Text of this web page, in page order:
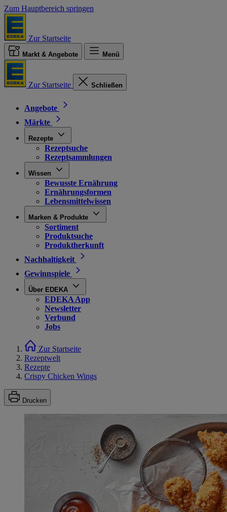
Zum Hauptbereich springen
Zur Startseite
Markt & Angebote Menü
Zur Startseite Schließen
Angebote
Märkte
Rezepte
Rezeptsuche
Rezeptsammlungen
Wissen
Bewusste Ernährung
Ernährungsformen
Lebensmittelwissen
Marken & Produkte
Sortiment
Produktsuche
Produktherkunft
Nachhaltigkeit
Gewinnspiele
Über EDEKA
EDEKA App
Newsletter
Verbund
Jobs
Zur Startseite
Rezeptwelt
Rezepte
Crispy Chicken Wings
Drucken